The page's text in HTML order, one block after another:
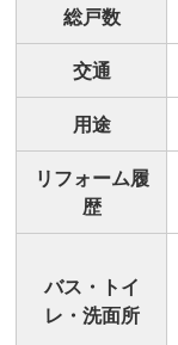
総戸数
交通
用途
リフォーム履
歴
バス・トイ
レ・洗面所